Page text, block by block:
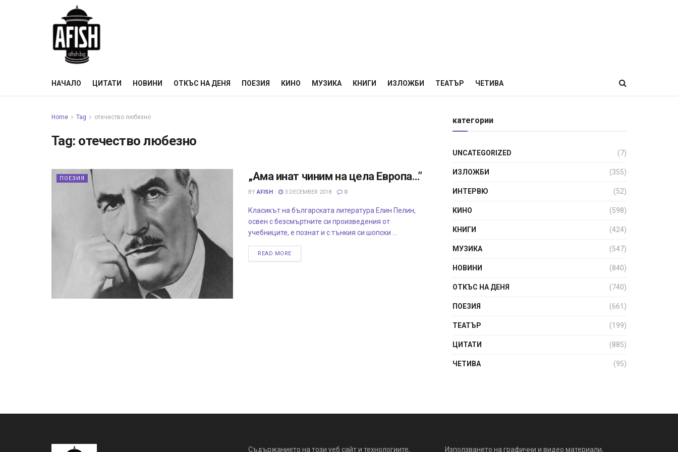
НАЧАЛО ЦИТАТИ НОВИНИ ОТКЪС НА ДЕНЯ ПОЕЗИЯ КИНО МУЗИКА КНИГИ ИЗЛОЖБИ ТЕАТЪР ЧЕТИВА
Home Tag отечество любезно
Tag: отечество любезно
ПОЕЗИЯ „Ама инат чиним на цела Европа…”
BY AFISH 3 DECEMBER 2018 0
Класикът на българската литература Елин Пелин,
освен с безсмъртните си произведения от
учебниците, е познат и с тънкия си шопски ...
READ MORE
категории
UNCATEGORIZED (7)
ИЗЛОЖБИ (355)
ИНТЕРВЮ (52)
КИНО (598)
КНИГИ (424)
МУЗИКА (547)
НОВИНИ (840)
ОТКЪС НА ДЕНЯ (740)
ПОЕЗИЯ (661)
ТЕАТЪР (199)
ЦИТАТИ (885)
ЧЕТИВА (95)
Съдържанието на този уеб сайт и технологиите, Използването на графични и видео материали,